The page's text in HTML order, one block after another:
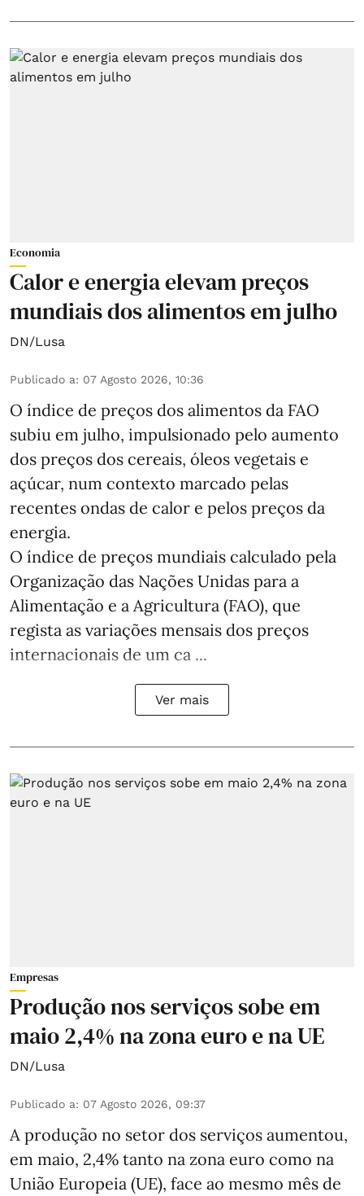
Economia
Calor e energia elevam preços
mundiais dos alimentos em julho
DN/Lusa
Publicado a: 07 Agosto 2026, 10:36
O índice de preços dos alimentos da FAO
subiu em julho, impulsionado pelo aumento
dos preços dos cereais, óleos vegetais e
açúcar, num contexto marcado pelas
recentes ondas de calor e pelos preços da
energia.
O índice de preços mundiais calculado pela
Organização das Nações Unidas para a
Alimentação e a Agricultura (FAO), que
regista as variações mensais dos preços
internacionais de um ca ...
Ver mais
Empresas
Produção nos serviços sobe em
maio 2,4% na zona euro e na UE
DN/Lusa
Publicado a: 07 Agosto 2026, 09:37
A produção no setor dos serviços aumentou,
em maio, 2,4% tanto na zona euro como na
União Europeia (UE), face ao mesmo mês de